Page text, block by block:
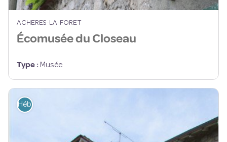
ACHERES-LA-FORET
Écomusée du Closeau
Type : Musée
Hébergement